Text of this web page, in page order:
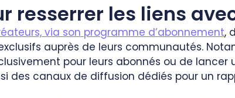
resserrer les liens
via son programme d’abonnement,
auprès de leurs communautés.
pour leurs abonnés ou de lancer
des canaux de diffusion dédiés pour un